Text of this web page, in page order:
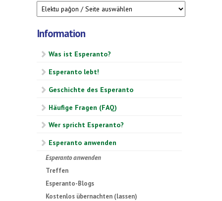
Information
Was ist Esperanto?
Esperanto lebt!
Geschichte des Esperanto
Häufige Fragen (FAQ)
Wer spricht Esperanto?
Esperanto anwenden
Esperanto anwenden
Treffen
Esperanto-Blogs
Kostenlos übernachten (lassen)